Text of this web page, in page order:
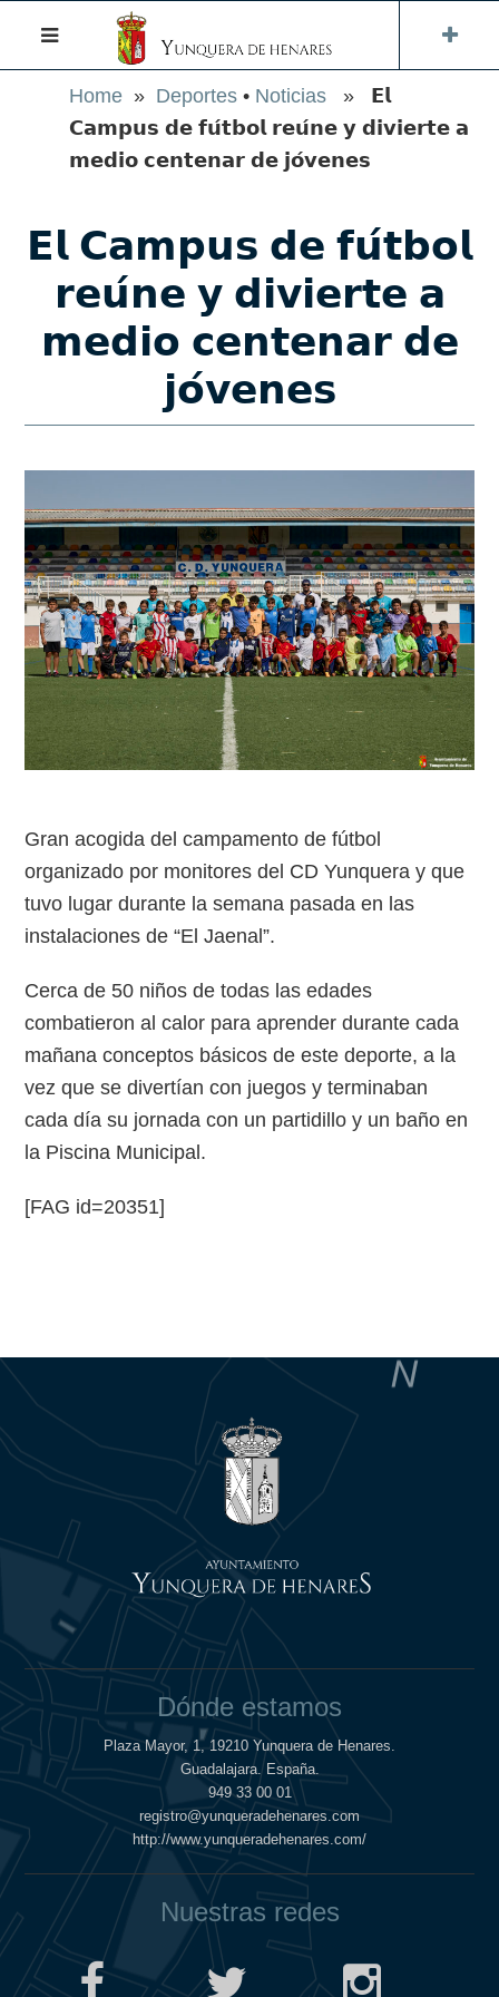
Home » Deportes • Noticias » 𝗘𝗹
𝗖𝗮𝗺𝗽𝘂𝘀 𝗱𝗲 𝗳𝘂́𝘁𝗯𝗼𝗹 𝗿𝗲𝘂́𝗻𝗲 𝘆 𝗱𝗶𝘃𝗶𝗲𝗿𝘁𝗲 𝗮
𝗺𝗲𝗱𝗶𝗼 𝗰𝗲𝗻𝘁𝗲𝗻𝗮𝗿 𝗱𝗲 𝗷𝗼́𝘃𝗲𝗻𝗲𝘀
𝗘𝗹 𝗖𝗮𝗺𝗽𝘂𝘀 𝗱𝗲 𝗳𝘂́𝘁𝗯𝗼𝗹
𝗿𝗲𝘂́𝗻𝗲 𝘆 𝗱𝗶𝘃𝗶𝗲𝗿𝘁𝗲 𝗮
𝗺𝗲𝗱𝗶𝗼 𝗰𝗲𝗻𝘁𝗲𝗻𝗮𝗿 𝗱𝗲
𝗷𝗼́𝘃𝗲𝗻𝗲𝘀
Gran acogida del campamento de fútbol
organizado por monitores del CD Yunquera y que
tuvo lugar durante la semana pasada en las
instalaciones de “El Jaenal”.
Cerca de 50 niños de todas las edades
combatieron al calor para aprender durante cada
mañana conceptos básicos de este deporte, a la
vez que se divertían con juegos y terminaban
cada día su jornada con un partidillo y un baño en
la Piscina Municipal.
[FAG id=20351]
Dónde estamos
Plaza Mayor, 1, 19210 Yunquera de Henares.
Guadalajara. España.
949 33 00 01
registro@yunqueradehenares.com
http://www.yunqueradehenares.com/
Nuestras redes